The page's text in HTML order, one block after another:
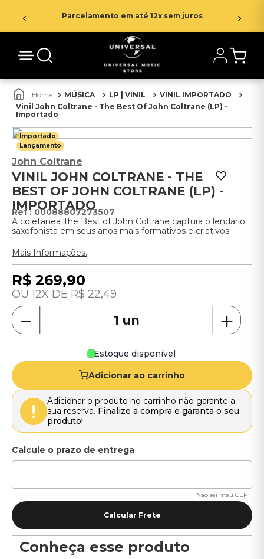
Parcelamento em até 12x sem juros
MÚSICA LP | VINIL
VINIL IMPORTADO
Vinil John Coltrane - The Best Of John Coltrane (LP) -
Importado
Importado
Lançamento
John Coltrane
VINIL JOHN COLTRANE - THE
BEST OF JOHN COLTRANE (LP) -
IMPORTADO
: 00088807273507
A coletânea The Best of John Coltrane captura o lendário
saxofonista em seus anos mais formativos e criativos.
Mais Informações.
R$ 269,90
12 R$ 22,49
＋
－
Estoque disponível
Adicionar ao carrinho
Adicionar o produto no carrinho não garante a
sua reserva. Finalize a compra e garanta o seu
produto!
Não sei meu CEP
Conheça esse produto